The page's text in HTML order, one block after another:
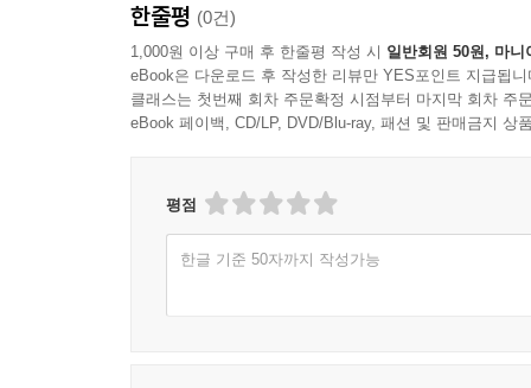
실천 부분
XXVIII. 1. 예정의 사역에서 우리는 다음과 같은 것
XXIX. 2. 우리는 이 예정 교리에서 여러 가지 위험
3장 택함
한줄평 (0건)
1,000원 이상 구매 후 한줄평 작성 시 일반회원 50원, 마니
eBook은 다운로드 후 작성한 리뷰만 YES포인트 지급됩니
클래스는 첫번째 회차 주문확정 시점부터 마지막 회차 주
eBook 페이백, CD/LP, DVD/Blu-ray, 패션 및 판매금지 상
평점
한글 기준 50자까지 작성가능